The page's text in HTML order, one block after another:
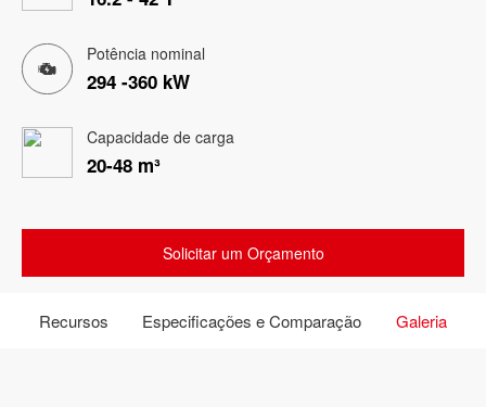
Potência nominal
294 -360 kW
Capacidade de carga
20-48 m³
Solicitar um Orçamento
Recursos Especificações e Comparação Galeria